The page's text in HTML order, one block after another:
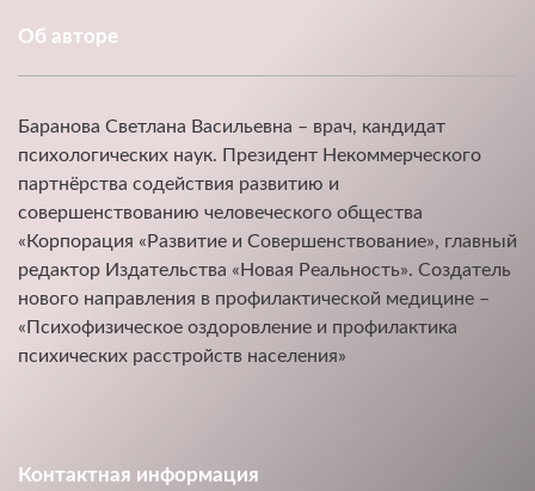
Об авторе
Баранова Светлана Васильевна – врач, кандидат
психологических наук. Президент Некоммерческого
партнёрства содействия развитию и
совершенствованию человеческого общества
«Корпорация «Развитие и Совершенствование», главный
редактор Издательства «Новая Реальность». Создатель
нового направления в профилактической медицине –
«Психофизическое оздоровление и профилактика
психических расстройств населения»
Контактная информация